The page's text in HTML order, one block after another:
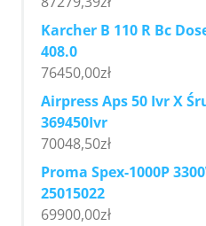
Karcher B 110 R Bc
408.0
76450,00zł
Airpress Aps 50 Ivr X
369450Ivr
70048,50zł
Proma Spex-1000P
25015022
69900,00zł